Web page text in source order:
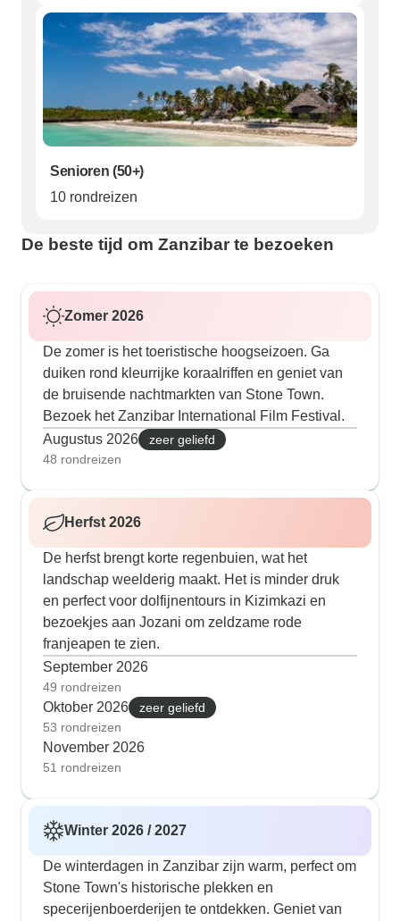
Senioren (50+)
10 rondreizen
De beste tijd om Zanzibar te bezoeken
Zomer 2026
De zomer is het toeristische hoogseizoen. Ga
duiken rond kleurrijke koraalriffen en geniet van
de bruisende nachtmarkten van Stone Town.
Bezoek het Zanzibar International Film Festival.
Augustus 2026
zeer geliefd
48 rondreizen
Herfst 2026
De herfst brengt korte regenbuien, wat het
landschap weelderig maakt. Het is minder druk
en perfect voor dolfijnentours in Kizimkazi en
bezoekjes aan Jozani om zeldzame rode
franjeapen te zien.
September 2026
49 rondreizen
Oktober 2026
zeer geliefd
53 rondreizen
November 2026
51 rondreizen
Winter 2026 / 2027
De winterdagen in Zanzibar zijn warm, perfect om
Stone Town's historische plekken en
specerijenboerderijen te ontdekken. Geniet van